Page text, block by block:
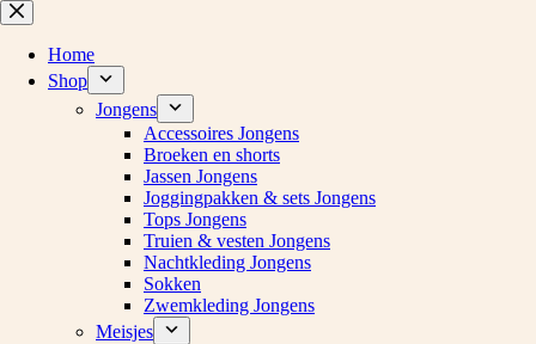
Ga
naar
inhoud
Home
Shop
Jongens
Accessoires Jongens
Broeken en shorts
Jassen Jongens
Joggingpakken & sets Jongens
Tops Jongens
Truien & vesten Jongens
Nachtkleding Jongens
Sokken
Zwemkleding Jongens
Meisjes